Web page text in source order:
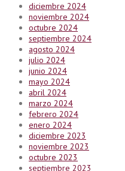
diciembre 2024
noviembre 2024
octubre 2024
septiembre 2024
agosto 2024
julio 2024
junio 2024
mayo 2024
abril 2024
marzo 2024
febrero 2024
enero 2024
diciembre 2023
noviembre 2023
octubre 2023
septiembre 2023